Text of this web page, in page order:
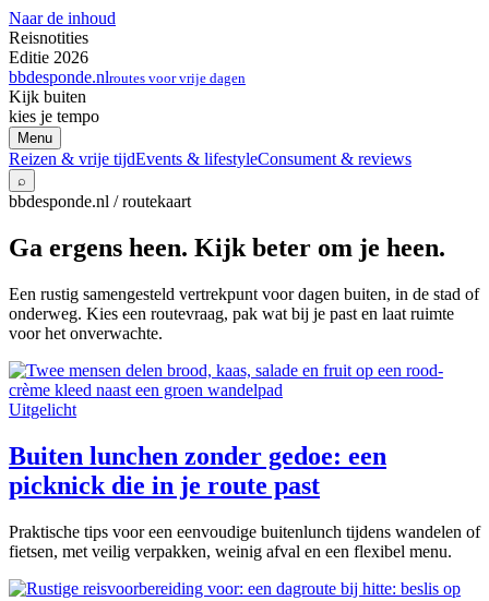
Naar de inhoud
Reisnotities
Editie 2026
bbdesponde.nlroutes voor vrije dagen
Kijk buiten
kies je tempo
Menu
Reizen & vrije tijdEvents & lifestyleConsument & reviews
⌕
bbdesponde.nl / routekaart
Ga ergens heen. Kijk beter om je heen.
Een rustig samengesteld vertrekpunt voor dagen buiten, in de stad of
onderweg. Kies een routevraag, pak wat bij je past en laat ruimte
voor het onverwachte.
Uitgelicht
Buiten lunchen zonder gedoe: een
picknick die in je route past
Praktische tips voor een eenvoudige buitenlunch tijdens wandelen of
fietsen, met veilig verpakken, weinig afval en een flexibel menu.